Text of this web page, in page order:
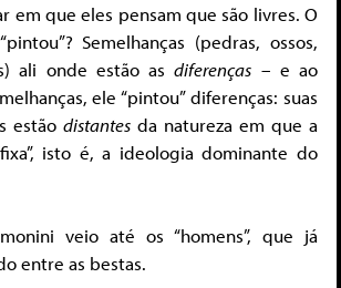
em que eles pensam que são livres. O
Semelhanças (pedras, ossos,
ali onde estão asdiferenças – e ao
ele “pintou” diferenças: suas
estão distantes da natureza em que a
isto é, a ideologia dominante do
veio até os “homens”, que já
entre as bestas.